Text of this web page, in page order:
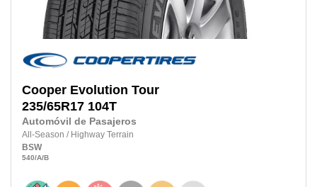
Cooper Evolution Tour
235/65R17 104T
Automóvil de Pasajeros
All-Season / Highway Terrain
BSW
540/A/B